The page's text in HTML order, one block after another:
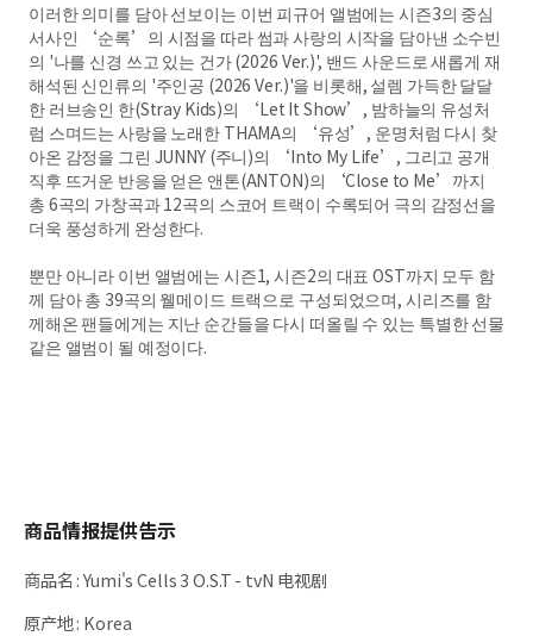
이러한 의미를 담아 선보이는 이번 피규어 앨범에는 시즌3의 중심
서사인 ‘순록’의 시점을 따라 썸과 사랑의 시작을 담아낸 소수빈
의 '나를 신경 쓰고 있는 건가 (2026 Ver.)', 밴드 사운드로 새롭게 재
해석된 신인류의 '주인공 (2026 Ver.)'을 비롯해, 설렘 가득한 달달
한 러브송인 한(Stray Kids)의 ‘Let It Show’, 밤하늘의 유성처
럼 스며드는 사랑을 노래한 THAMA의 ‘유성’, 운명처럼 다시 찾
아온 감정을 그린 JUNNY (주니)의 ‘Into My Life’, 그리고 공개
직후 뜨거운 반응을 얻은 앤톤(ANTON)의 ‘Close to Me’까지
총 6곡의 가창곡과 12곡의 스코어 트랙이 수록되어 극의 감정선을
더욱 풍성하게 완성한다.
뿐만 아니라 이번 앨범에는 시즌1, 시즌2의 대표 OST까지 모두 함
께 담아 총 39곡의 웰메이드 트랙으로 구성되었으며, 시리즈를 함
께해온 팬들에게는 지난 순간들을 다시 떠올릴 수 있는 특별한 선물
같은 앨범이 될 예정이다.
商品情报提供告示
商品名:Yumi's Cells 3 O.S.T - tvN 电视剧
原产地: Korea